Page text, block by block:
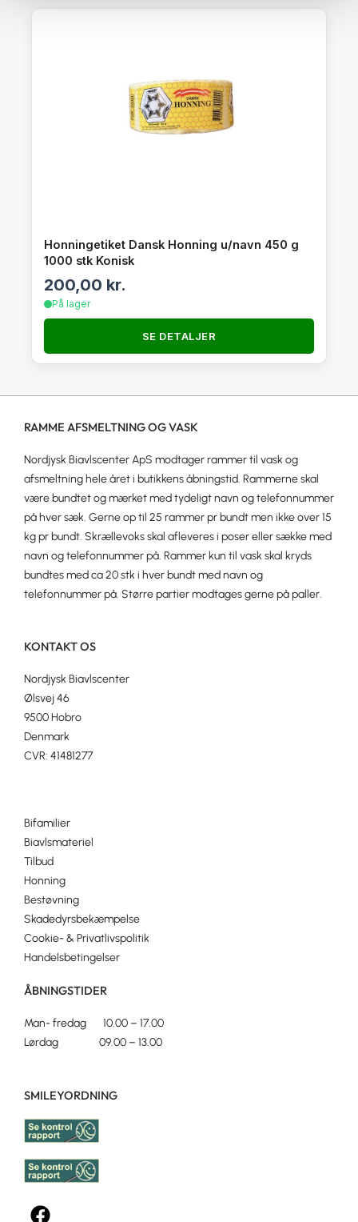
Honningetiket Dansk Honning u/navn 450 g
1000 stk Konisk
200,00 kr.
På lager
SE DETALJER
RAMME AFSMELTNING OG VASK
Nordjysk Biavlscenter ApS modtager rammer til vask og
afsmeltning hele året i butikkens åbningstid. Rammerne skal
være bundtet og mærket med tydeligt navn og telefonnummer
på hver sæk. Gerne op til 25 rammer pr bundt men ikke over 15
kg pr bundt. Skrællevoks skal afleveres i poser eller sække med
navn og telefonnummer på. Rammer kun til vask skal kryds
bundtes med ca 20 stk i hver bundt med navn og
telefonnummer på. Større partier modtages gerne på paller.
KONTAKT OS
Nordjysk Biavlscenter
Ølsvej 46
9500 Hobro
Denmark
CVR: 41481277
Bifamilier
Biavlsmateriel
Tilbud
Honning
Bestøvning
Skadedyrsbekæmpelse
Cookie- & Privatlivspolitik
Handelsbetingelser
ÅBNINGSTIDER
Man- fredag 10.00 – 17.00
Lørdag 09.00 – 13.00
SMILEYORDNING
F